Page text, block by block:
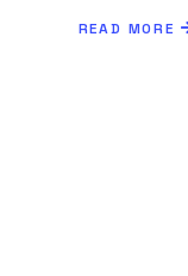
READ MORE